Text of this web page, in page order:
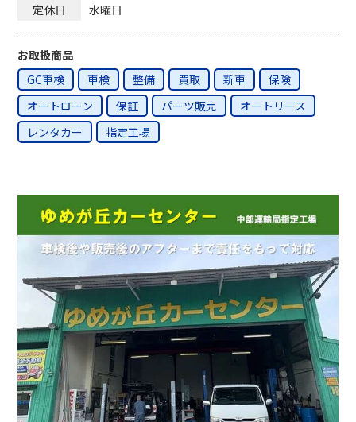
定休日
水曜日
お取扱商品
GC車検
車検 整備 買取 新車
保険
オートローン
保証 パーツ販売
オートリース
レンタカー
指定工場